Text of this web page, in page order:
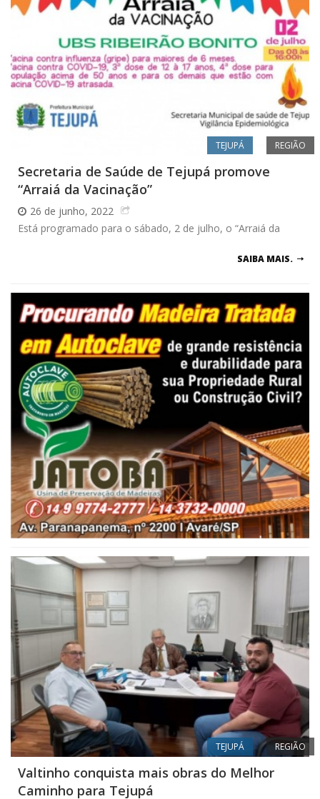
TEJUPÁ REGIÃO
Secretaria de Saúde de Tejupá promove
“Arraiá da Vacinação”
26 de junho, 2022
Está programado para o sábado, 2 de julho, o “Arraiá da
SAIBA MAIS.
TEJUPÁ REGIÃO
Valtinho conquista mais obras do Melhor
Caminho para Tejupá